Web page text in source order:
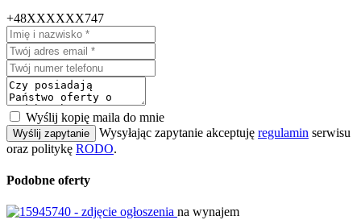
+48XXXXXX747
Wyślij kopię maila do mnie
Wyślij zapytanie Wysyłając zapytanie akceptuję regulamin serwisu
oraz politykę RODO.
Podobne oferty
na wynajem